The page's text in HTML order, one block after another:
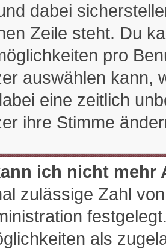
dabei
Zeile steht. Du
pro
auswählen kann,
eine zeitlich
ihre Stimme
ich nicht
zulässige Zahl
als